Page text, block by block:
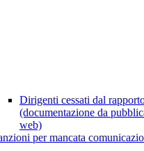
Dirigenti cessati dal
(documentazione da
web)
per mancata